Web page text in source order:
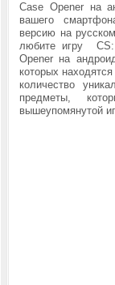
Case Opener на
вашего
версию на
любите игру
Opener на
которых
количество
предметы,
вышеупомянутой